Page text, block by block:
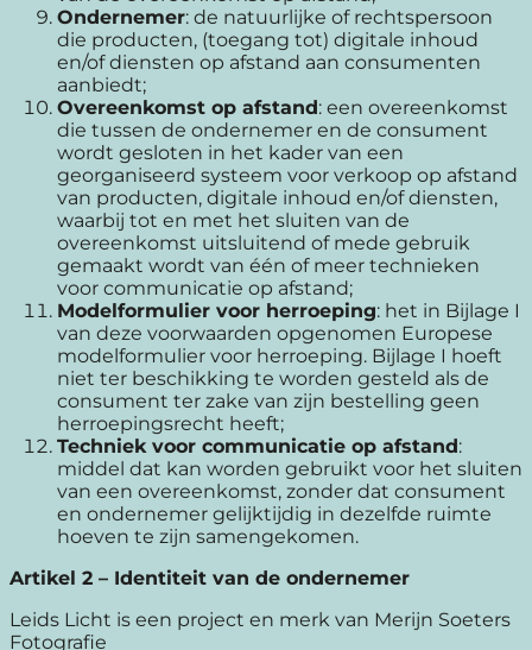
Ondernemer: de natuurlijke of rechtspersoon
die producten, (toegang tot) digitale inhoud
en/of diensten op afstand aan consumenten
aanbiedt;
Overeenkomst op afstand : een overeenkomst
die tussen de ondernemer en de consument
wordt gesloten in het kader van een
georganiseerd systeem voor verkoop op afstand
van producten, digitale inhoud en/of diensten,
waarbij tot en met het sluiten van de
overeenkomst uitsluitend of mede gebruik
gemaakt wordt van één of meer technieken
voor communicatie op afstand;
Modelformulier voor herroeping: het in Bijlage I
van deze voorwaarden opgenomen Europese
modelformulier voor herroeping. Bijlage I hoeft
niet ter beschikking te worden gesteld als de
consument ter zake van zijn bestelling geen
herroepingsrecht heeft;
Techniek voor communicatie op afstand :
middel dat kan worden gebruikt voor het sluiten
van een overeenkomst, zonder dat consument
en ondernemer gelijktijdig in dezelfde ruimte
hoeven te zijn samengekomen.
Artikel 2 – Identiteit van de ondernemer
Leids Licht is een project en merk van Merijn Soeters
Fotografie